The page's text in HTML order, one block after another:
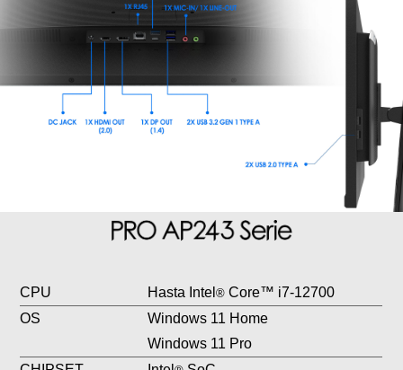
OS
Windows 11 Home
Windows 11 Pro
Intel®SoC